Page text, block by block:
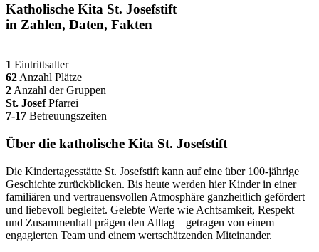
Katholische Kita St. Josefstift
in Zahlen, Daten, Fakten
1 Eintrittsalter
62 Anzahl Plätze
2 Anzahl der Gruppen
St. Josef Pfarrei
7-17 Betreuungszeiten
Über die katholische Kita St. Josefstift
Die Kindertagesstätte St. Josefstift kann auf eine über 100-jährige
Geschichte zurückblicken. Bis heute werden hier Kinder in einer
familiären und vertrauensvollen Atmosphäre ganzheitlich gefördert
und liebevoll begleitet. Gelebte Werte wie Achtsamkeit, Respekt
und Zusammenhalt prägen den Alltag – getragen von einem
engagierten Team und einem wertschätzenden Miteinander.